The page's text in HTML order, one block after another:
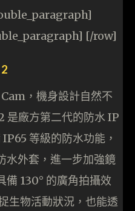
[/row]
，機身設計自然不
是廠方第二代的防水 IP
等級的防水功能，
水外套，進一步加強鏡
備 130° 的廣角拍攝效
生物活動狀況，也能透